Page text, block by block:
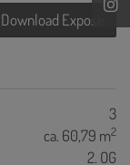
Download Expose
3
ca. 60,79 m2
2. OG